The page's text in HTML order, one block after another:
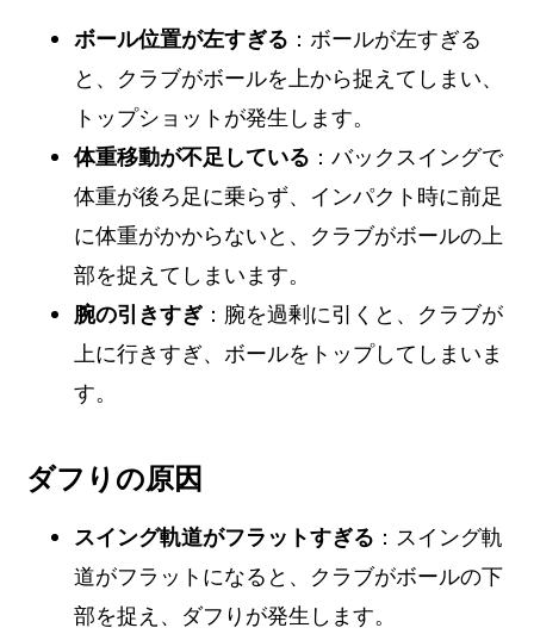
ボール位置が左すぎる ：ボールが左すぎる
と、クラブがボールを上から捉えてしまい、
トップショットが発生します。
体重移動が不足している ：バックスイングで
体重が後ろ足に乗らず、インパクト時に前足
に体重がかからないと、クラブがボールの上
部を捉えてしまいます。
腕の引きすぎ ：腕を過剰に引くと、クラブが
上に行きすぎ、ボールをトップしてしまいま
す。
ダフりの原因
スイング軌道がフラットすぎる ：スイング軌
道がフラットになると、クラブがボールの下
部を捉え、ダフりが発生します。